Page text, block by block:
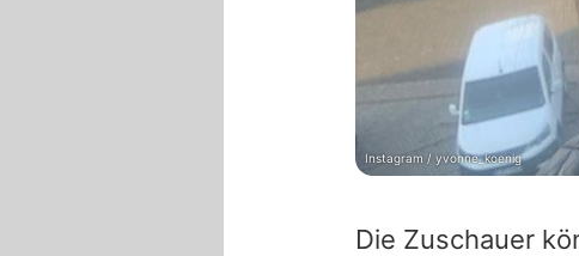
Die Zuschauer
Instagram / yvonne_koenig